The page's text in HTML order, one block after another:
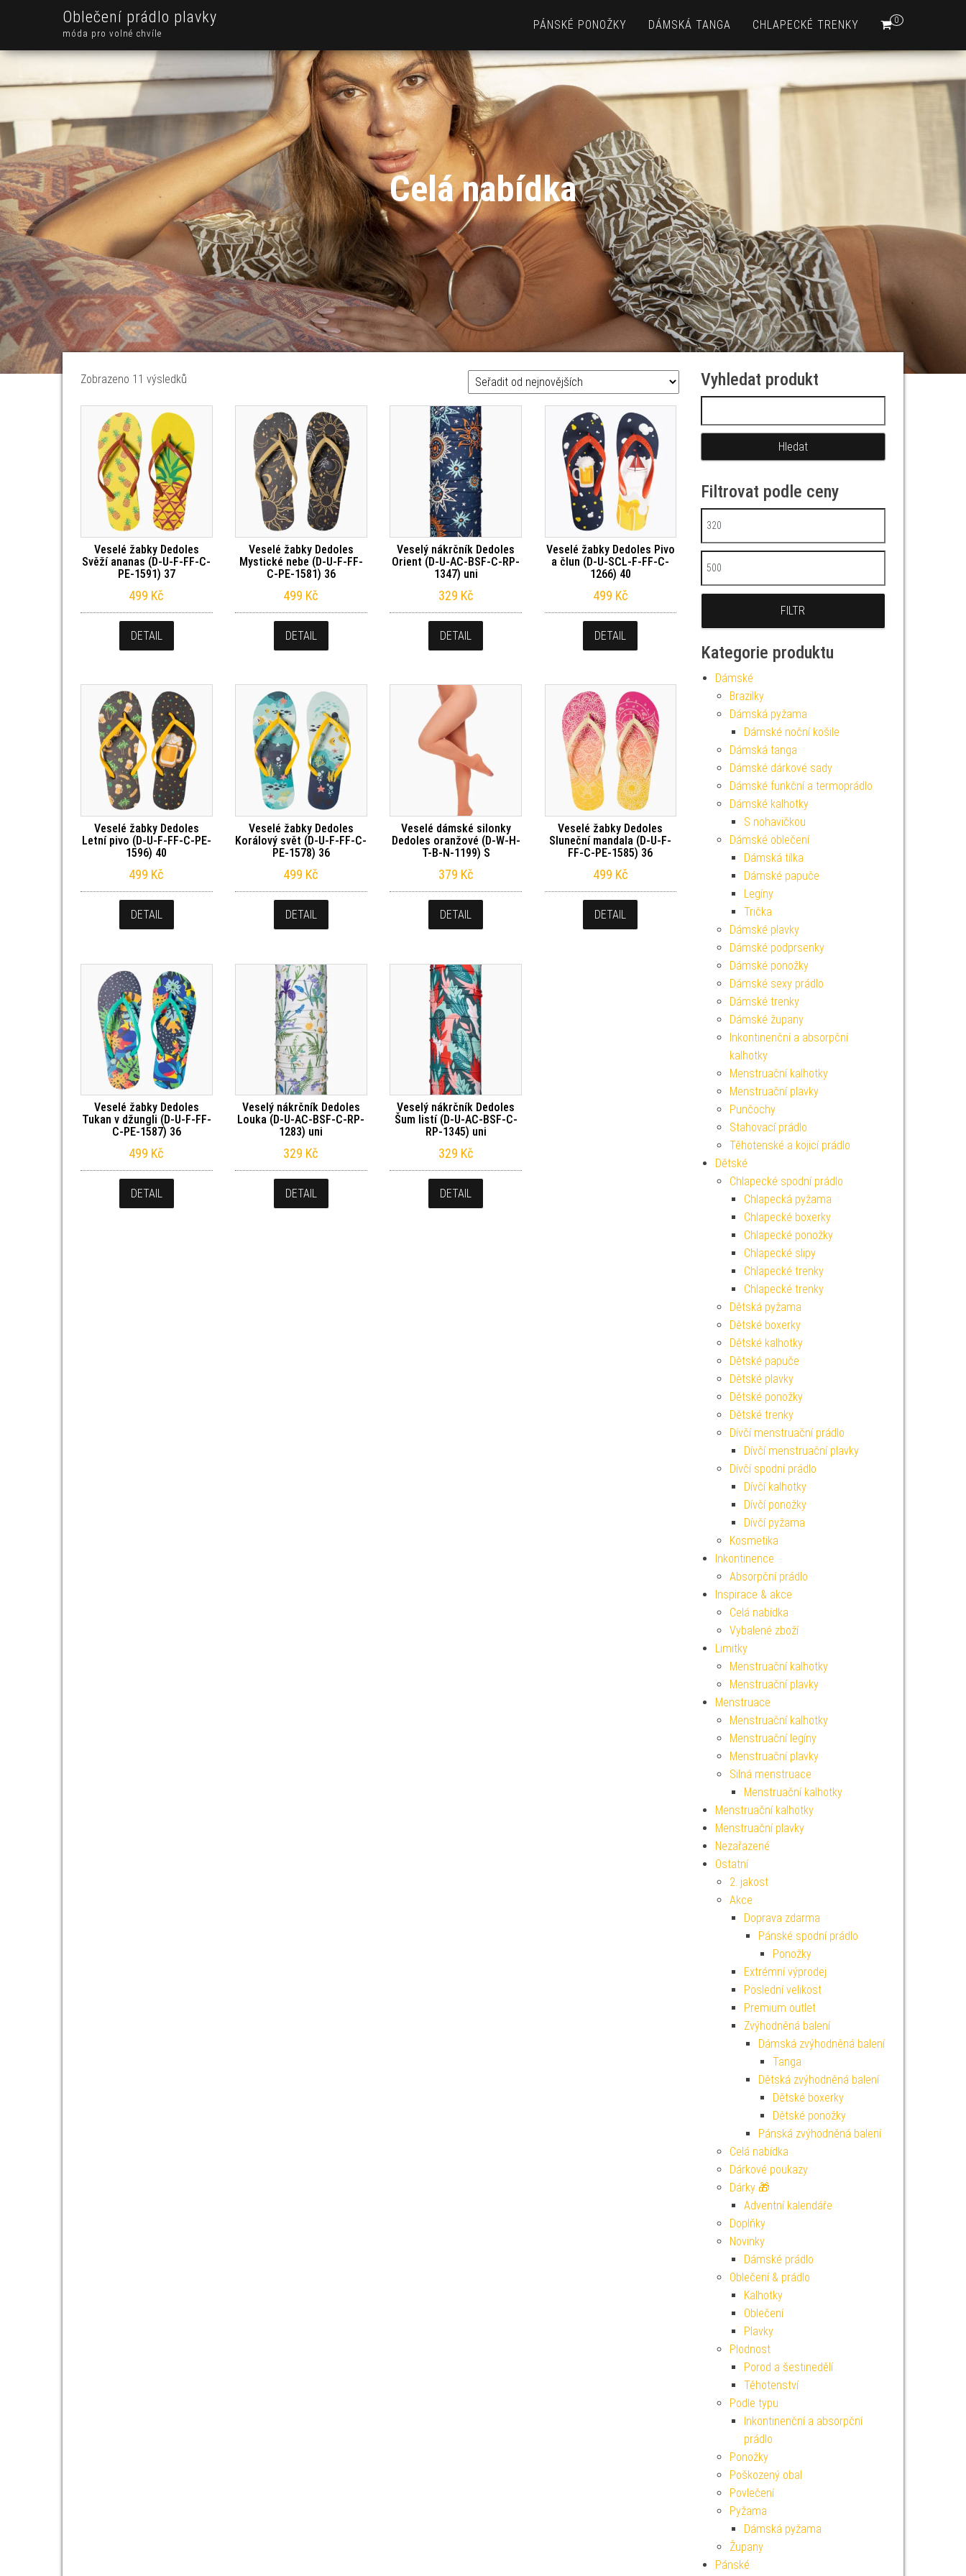
Oblečení prádlo plavky
móda pro volné chvíle
0
PÁNSKÉ PONOŽKY DÁMSKÁ TANGA CHLAPECKÉ TRENKY
Celá nabídka
Zobrazeno 11 výsledků
Veselé žabky Dedoles
Svěží ananas (D-U-F-FF-C-
PE-1591) 37
499 Kč
DETAIL
Veselé žabky Dedoles
Mystické nebe (D-U-F-FF-
C-PE-1581) 36
499 Kč
DETAIL
Veselý nákrčník Dedoles
Orient (D-U-AC-BSF-C-RP-
1347) uni
329 Kč
DETAIL
Veselé žabky Dedoles Pivo
a člun (D-U-SCL-F-FF-C-
1266) 40
499 Kč
DETAIL
Veselé žabky Dedoles
Letní pivo (D-U-F-FF-C-PE-
1596) 40
499 Kč
DETAIL
Veselé žabky Dedoles
Korálový svět (D-U-F-FF-C-
PE-1578) 36
499 Kč
DETAIL
Veselé dámské silonky
Dedoles oranžové (D-W-H-
T-B-N-1199) S
379 Kč
DETAIL
Veselé žabky Dedoles
Sluneční mandala (D-U-F-
FF-C-PE-1585) 36
499 Kč
DETAIL
Veselé žabky Dedoles
Tukan v džungli (D-U-F-FF-
C-PE-1587) 36
499 Kč
DETAIL
Veselý nákrčník Dedoles
Louka (D-U-AC-BSF-C-RP-
1283) uni
329 Kč
DETAIL
Veselý nákrčník Dedoles
Šum listí (D-U-AC-BSF-C-
RP-1345) uni
329 Kč
DETAIL
Vyhledat produkt
Filtrovat podle ceny
Minimální cena
Maximální cena
FILTR
Kategorie produktu
Dámské
Brazilky
Dámská pyžama
Dámské noční košile
Dámská tanga
Dámské dárkové sady
Dámské funkční a termoprádlo
Dámské kalhotky
S nohavičkou
Dámské oblečení
Dámská tílka
Dámské papuče
Legíny
Trička
Dámské plavky
Dámské podprsenky
Dámské ponožky
Dámské sexy prádlo
Dámské trenky
Dámské župany
Inkontinenční a absorpční
kalhotky
Menstruační kalhotky
Menstruační plavky
Punčochy
Stahovací prádlo
Těhotenské a kojicí prádlo
Dětské
Chlapecké spodní prádlo
Chlapecká pyžama
Chlapecké boxerky
Chlapecké ponožky
Chlapecké slipy
Chlapecké trenky
Chlapecké trenky
Dětská pyžama
Dětské boxerky
Dětské kalhotky
Dětské papuče
Dětské plavky
Dětské ponožky
Dětské trenky
Dívčí menstruační prádlo
Dívčí menstruační plavky
Dívčí spodní prádlo
Dívčí kalhotky
Dívčí ponožky
Dívčí pyžama
Kosmetika
Inkontinence
Absorpční prádlo
Inspirace & akce
Celá nabídka
Vybalené zboží
Limitky
Menstruační kalhotky
Menstruační plavky
Menstruace
Menstruační kalhotky
Menstruační legíny
Menstruační plavky
Silná menstruace
Menstruační kalhotky
Menstruační kalhotky
Menstruační plavky
Nezařazené
Ostatní
2. jakost
Akce
Doprava zdarma
Pánské spodní prádlo
Ponožky
Extrémní výprodej
Poslední velikost
Premium outlet
Zvýhodněná balení
Dámská zvýhodněná balení
Tanga
Dětská zvýhodněná balení
Dětské boxerky
Dětské ponožky
Pánská zvýhodněná balení
Celá nabídka
Dárkové poukazy
Dárky 🎁
Adventní kalendáře
Doplňky
Novinky
Dámské prádlo
Oblečení & prádlo
Kalhotky
Oblečení
Plavky
Plodnost
Porod a šestinedělí
Těhotenství
Podle typu
Inkontinenční a absorpční
prádlo
Ponožky
Poškozený obal
Povlečení
Pyžama
Dámská pyžama
Župany
Pánské